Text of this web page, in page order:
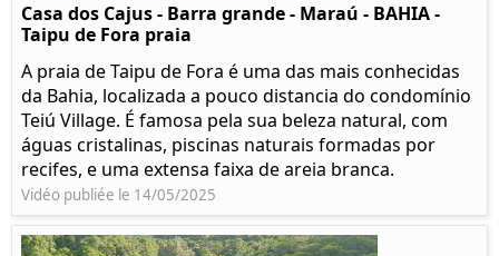
Casa dos Cajus - Barra grande - Maraú - BAHIA -
Taipu de Fora praia
A praia de Taipu de Fora é uma das mais conhecidas
da Bahia, localizada a pouco distancia do condomínio
Teiú Village. É famosa pela sua beleza natural, com
águas cristalinas, piscinas naturais formadas por
recifes, e uma extensa faixa de areia branca.
Vidéo publiée le 14/05/2025